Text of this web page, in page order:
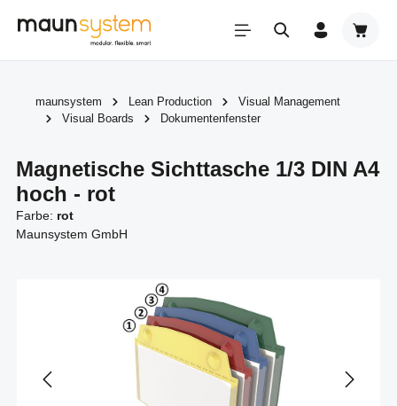
Zum Hauptinhalt springen
maunsystem Lean Production
Visual Management
Visual Boards
Dokumentenfenster
Magnetische Sichttasche 1/3 DIN A4
hoch - rot
Farbe: rot
Maunsystem GmbH